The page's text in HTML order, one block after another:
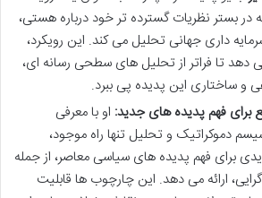
در بستر نظریات گسترده تر خود درباره هستی،
داری جهانی تحلیل می کند. این رویکرد،
دهد تا فراتر از تحلیل های سطحی رسانه ای،
و ساختاری این پدیده پی ببرد.
برای فهم پدیده های جدید: او با معرفی
دموکراتیک و تحلیل تنها راه موجود،
برای فهم پدیده های سیاسی معاصر، از جمله
ارائه می دهد. این چارچوب ها قابلیت